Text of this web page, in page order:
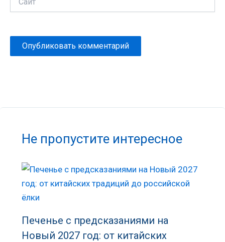
Не пропустите интересное
Печенье с предсказаниями на
Новый 2027 год: от китайских